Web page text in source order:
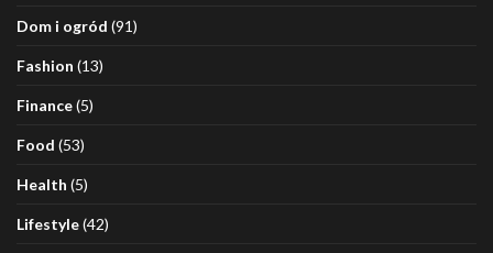
Dom i ogród (91)
Fashion (13)
Finance(5)
Food (53)
Health (5)
Lifestyle(42)